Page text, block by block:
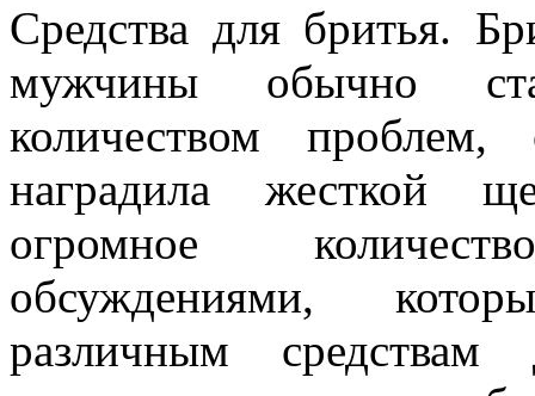
Средства для бритья.
мужчины обычно
количеством
наградила жесткой
огромное
обсуждениями,
различным